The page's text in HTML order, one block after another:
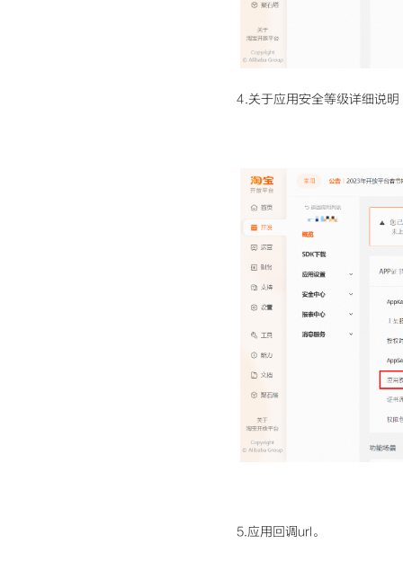
4.关于应用安全等级详细说明
5.应用回调url。